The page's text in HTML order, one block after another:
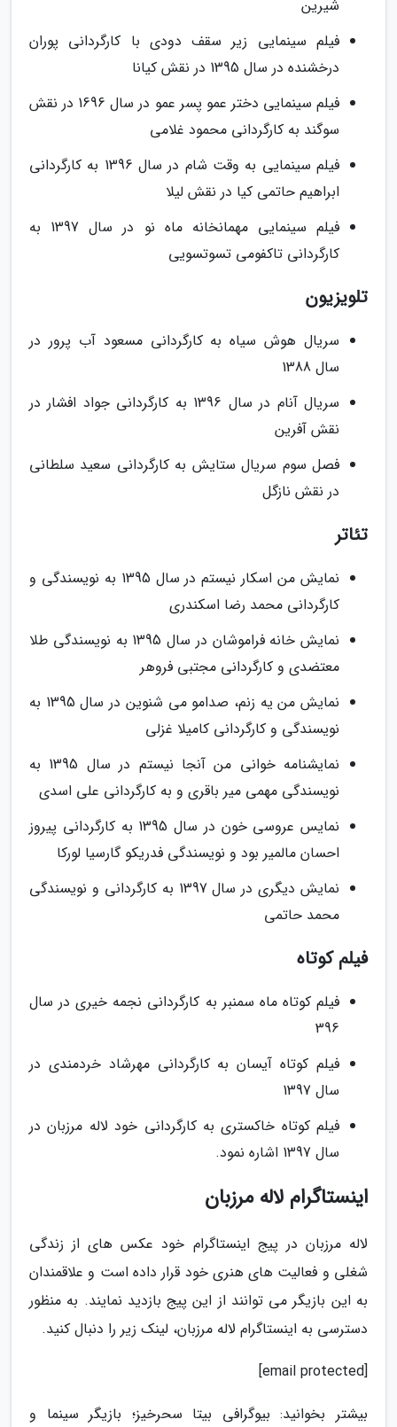
شیرین
فیلم سینمایی زیر سقف دودی با کارگردانی پوران
درخشنده در سال 1395 در نقش کیانا
فیلم سینمایی دختر عمو پسر عمو در سال 1696 در نقش
سوگند به کارگردانی محمود غلامی
فیلم سینمایی به وقت شام در سال 1396 به کارگردانی
ابراهیم حاتمی کیا در نقش لیلا
فیلم سینمایی مهمانخانه ماه نو در سال 1397 به
کارگردانی تاکفومی تسوتسویی
تلویزیون
سریال هوش سیاه به کارگردانی مسعود آب پرور در
سال 1388
سریال آنام در سال 1396 به کارگردانی جواد افشار در
نقش آفرین
فصل سوم سریال ستایش به کارگردانی سعید سلطانی
در نقش نازگل
تئاتر
نمایش من اسکار نیستم در سال 1395 به نویسندگی و
کارگردانی محمد رضا اسکندری
نمایش خانه فراموشان در سال 1395 به نویسندگی طلا
معتضدی و کارگردانی مجتبی فروهر
نمایش من یه زنم، صدامو می شنوین در سال 1395 به
نویسندگی و کارگردانی کامیلا غزلی
نمایشنامه خوانی من آنجا نیستم در سال 1395 به
نویسندگی مهمی میر باقری و به کارگردانی علی اسدی
نمایس عروسی خون در سال 1395 به کارگردانی پیروز
احسان مالمیر بود و نویسندگی فدریکو گارسیا لورکا
نمایش دیگری در سال 1397 به کارگردانی و نویسندگی
محمد حاتمی
فیلم کوتاه
فیلم کوتاه ماه سمنبر به کارگردانی نجمه خیری در سال
396
فیلم کوتاه آیسان به کارگردانی مهرشاد خردمندی در
سال 1397
فیلم کوتاه خاکستری به کارگردانی خود لاله مرزبان در
سال 1397 اشاره نمود.
اینستاگرام لاله مرزبان
لاله مرزبان در پیج اینستاگرام خود عکس های از زندگی
شغلی و فعالیت های هنری خود قرار داده است و علاقمندان
به این بازیگر می توانند از این پیج بازدید نمایند. به منظور
دسترسی به اینستاگرام لاله مرزبان، لینک زیر را دنبال کنید.
[email protected]
بیشتر بخوانید: بیوگرافی بیتا سحرخیز؛ بازیگر سینما و